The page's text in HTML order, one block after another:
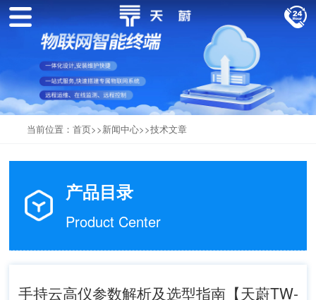
当前位置： 首页>>新闻中心>>技术文章
产品目录
Product Center
手持云高仪参数解析及选型指南【天蔚TW-